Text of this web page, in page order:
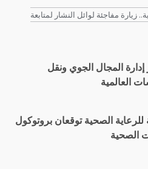
زيارة مفاجئة لوائل النشار لمتابعة
المجال الجوي ونقل
العالمية
الصحية توقعان بروتوكول
الصحية